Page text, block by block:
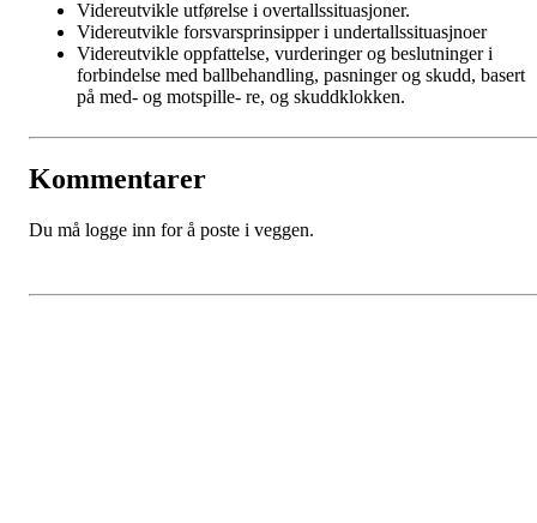
Videreutvikle utførelse i overtallssituasjoner.
Videreutvikle forsvarsprinsipper i undertallssituasjnoer
Videreutvikle oppfattelse, vurderinger og beslutninger i
forbindelse med ballbehandling, pasninger og skudd, basert
på med- og motspille- re, og skuddklokken.
Kommentarer
Du må logge inn for å poste i veggen.